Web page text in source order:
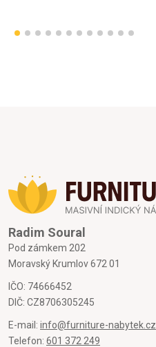
Radim Soural
Pod zámkem 202
Moravský Krumlov 672 01
IČO: 74666452
DIČ: CZ8706305245
E-mail: info@furniture-nabytek.cz
Telefon: 601 372 249